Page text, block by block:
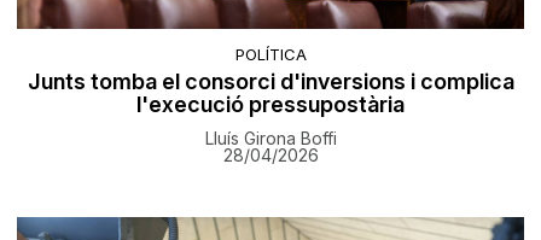
POLÍTICA
Junts tomba el consorci d'inversions i complica
l'execució pressupostària
Lluís Girona Boffi
28/04/2026